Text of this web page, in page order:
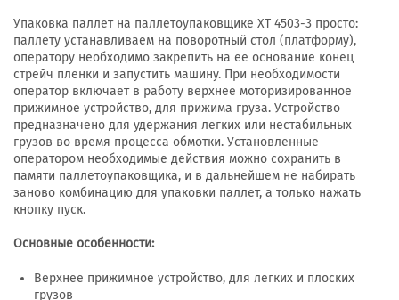
Упаковка паллет на паллетоупаковщике XT 4503-3 просто:
паллету устанавливаем на поворотный стол (платформу),
оператору необходимо закрепить на ее основание конец
стрейч пленки и запустить машину. При необходимости
оператор включает в работу верхнее моторизированное
прижимное устройство, для прижима груза. Устройство
предназначено для удержания легких или нестабильных
грузов во время процесса обмотки. Установленные
оператором необходимые действия можно сохранить в
памяти паллетоупаковщика, и в дальнейшем не набирать
заново комбинацию для упаковки паллет, а только нажать
кнопку пуск.
Основные особенности:
Верхнее прижимное устройство, для легких и плоских
грузов